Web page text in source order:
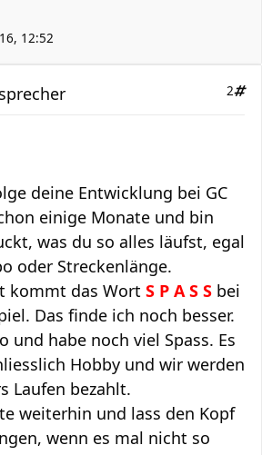
12:52
2
deine Entwicklung bei GC
einige Monate und bin
was du so alles läufst, egal
oder Streckenlänge.
kommt das Wort S P A S S bei
Das finde ich noch besser.
und habe noch viel Spass. Es
Hobby und wir werden
Laufen bezahlt.
weiterhin und lass den Kopf
wenn es mal nicht so